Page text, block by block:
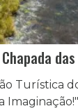
das
Turística